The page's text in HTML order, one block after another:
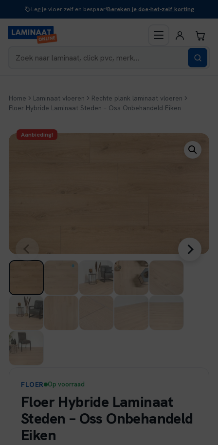
inhoud
Leg je vloer zelf en bespaar!Bereken je doe-het-zelf korting
Home Laminaat vloeren
Rechte plank laminaat vloeren
Floer Hybride Laminaat Steden – Oss Onbehandeld Eiken
Aanbieding!
FLOER Op voorraad
Floer Hybride Laminaat
Steden – Oss Onbehandeld
Eiken